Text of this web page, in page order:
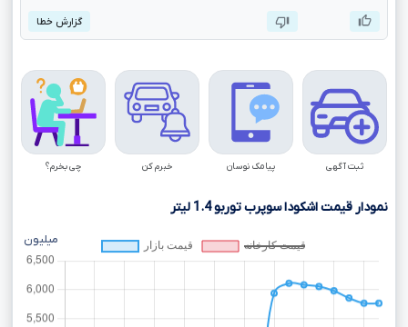
گزارش خطا
ثبت آگهی پیامک نوسان خبرم کن چی بخرم؟
نمودار قیمت اشکودا سوپرب توربو1.4 لیتر
میلیون